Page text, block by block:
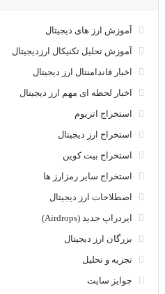
آموزش ارز های دیجیتال
آموزش تحلیل تکنیکال ارزدیجیتال
اخبار فاندامنتال ارز دیجیتال
اخبار لحظه ای مهم ارز دیجیتال
استخراج اتریوم
استخراج ارز دیجیتال
استخراج بیت کوین
استخراج سایر رمزارز ها
اصطلاحات ارز دیجیتال
ایردراپ جدید (Airdrops)
بزرگان ارز دیجیتال
تجزیه و تحلیل
جوایز سایت